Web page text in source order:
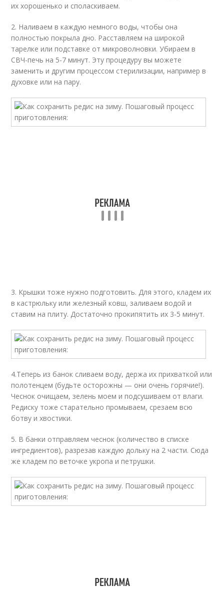
их хорошенько и споласкиваем.
2. Наливаем в каждую немного воды, чтобы она
полностью покрыла дно. Расставляем на широкой
тарелке или подставке от микроволновки. Убираем в
СВЧ-печь на 5-7 минут. Эту процедуру вы можете
заменить и другим процессом стерилизации, например в
духовке или на пару.
3. Крышки тоже нужно подготовить. Для этого, кладем их
в кастрюльку или железный ковш, заливаем водой и
ставим на плиту. Достаточно прокипятить их 3-5 минут.
4.Теперь из банок сливаем воду, держа их прихваткой или
полотенцем (будьте осторожны — они очень горячие!).
Чеснок очищаем, зелень моем и подсушиваем от влаги.
Редиску тоже старательно промываем, срезаем всю
ботву и хвостики.
5. В банки отправляем чеснок (количество в списке
ингредиентов), разрезав каждую дольку на 2 части. Сюда
же кладем по веточке укропа и петрушки.